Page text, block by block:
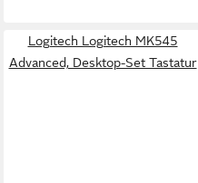
Logitech Logitech MK545
Advanced, Desktop-Set Tastatur